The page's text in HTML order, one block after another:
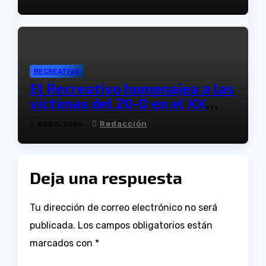
RECREATIVO
El Recreativo homenajea a las
víctimas del 20-D en el XX
aniversario de la tragedia
Redacción
Deja una respuesta
Tu dirección de correo electrónico no será
publicada. Los campos obligatorios están
marcados con *